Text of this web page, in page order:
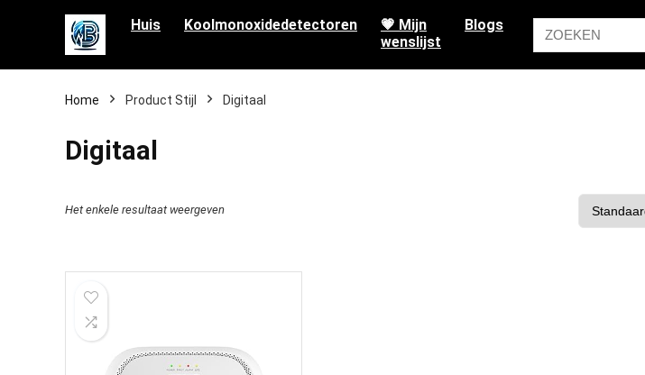
Huis Koolmonoxidedetectoren
💗 Mijn
wenslijst
Blogs
Home Product Stijl ‎Digitaal
‎Digitaal
Het enkele resultaat weergeven